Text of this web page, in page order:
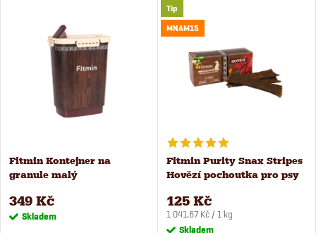
Fitmin Kontejner na
granule malý
349 Kč
Skladem
Tip
MNAM15
Fitmin Purity Snax Stripes
Hovězí pochoutka pro psy
125 Kč
Měrná
cena:
1 041,67 Kč / 1 kg
Skladem